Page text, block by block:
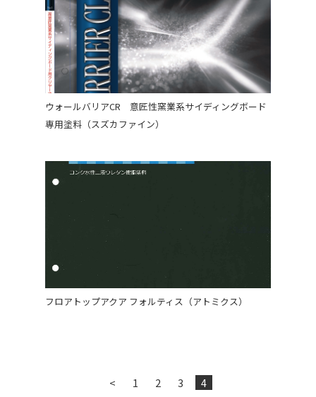
ウォールバリアCR 意匠性窯業系サイディングボード
専用塗料（スズカファイン）
フロアトップアクア フォルティス（アトミクス）
< 1 2 3 4